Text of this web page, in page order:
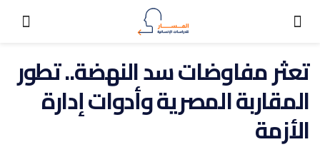
تعثر مفاوضات سد النهضة.. تطور
المقاربة المصرية وأدوات إدارة
الأزمة